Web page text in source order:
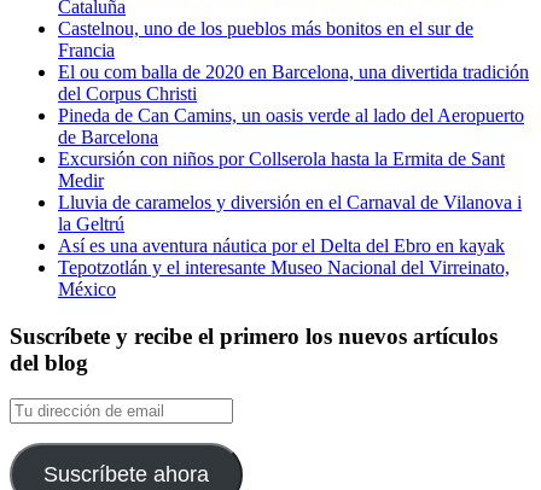
Cataluña
Castelnou, uno de los pueblos más bonitos en el sur de
Francia
El ou com balla de 2020 en Barcelona, una divertida tradición
del Corpus Christi
Pineda de Can Camins, un oasis verde al lado del Aeropuerto
de Barcelona
Excursión con niños por Collserola hasta la Ermita de Sant
Medir
Lluvia de caramelos y diversión en el Carnaval de Vilanova i
la Geltrú
Así es una aventura náutica por el Delta del Ebro en kayak
Tepotzotlán y el interesante Museo Nacional del Virreinato,
México
Suscríbete y recibe el primero los nuevos artículos
del blog
Tu
dirección
de
emailSuscríbete ahora